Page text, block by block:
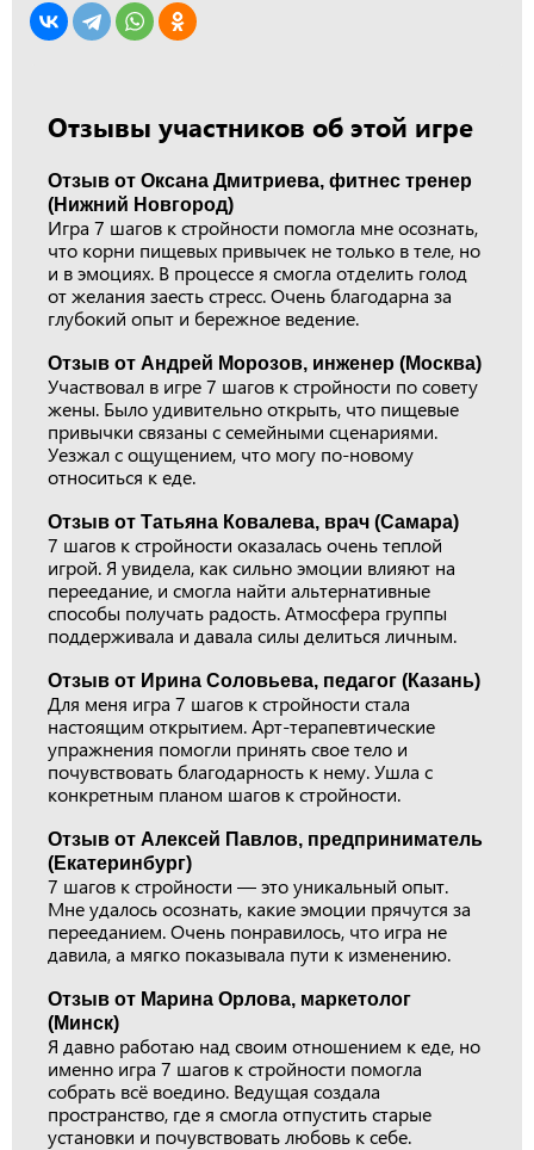
Отзывы участников об этой игре
Отзыв от Оксана Дмитриева, фитнес тренер
(Нижний Новгород)
Игра 7 шагов к стройности помогла мне осознать,
что корни пищевых привычек не только в теле, но
и в эмоциях. В процессе я смогла отделить голод
от желания заесть стресс. Очень благодарна за
глубокий опыт и бережное ведение.
Отзыв от Андрей Морозов, инженер (Москва)
Участвовал в игре 7 шагов к стройности по совету
жены. Было удивительно открыть, что пищевые
привычки связаны с семейными сценариями.
Уезжал с ощущением, что могу по-новому
относиться к еде.
Отзыв от Татьяна Ковалева, врач (Самара)
7 шагов к стройности оказалась очень теплой
игрой. Я увидела, как сильно эмоции влияют на
переедание, и смогла найти альтернативные
способы получать радость. Атмосфера группы
поддерживала и давала силы делиться личным.
Отзыв от Ирина Соловьева, педагог (Казань)
Для меня игра 7 шагов к стройности стала
настоящим открытием. Арт-терапевтические
упражнения помогли принять свое тело и
почувствовать благодарность к нему. Ушла с
конкретным планом шагов к стройности.
Отзыв от Алексей Павлов, предприниматель
(Екатеринбург)
7 шагов к стройности — это уникальный опыт.
Мне удалось осознать, какие эмоции прячутся за
перееданием. Очень понравилось, что игра не
давила, а мягко показывала пути к изменению.
Отзыв от Марина Орлова, маркетолог
(Минск)
Я давно работаю над своим отношением к еде, но
именно игра 7 шагов к стройности помогла
собрать всё воедино. Ведущая создала
пространство, где я смогла отпустить старые
установки и почувствовать любовь к себе.